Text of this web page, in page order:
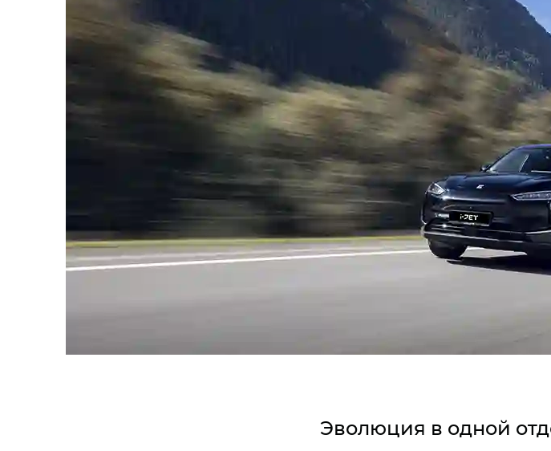
Эволюция в одной